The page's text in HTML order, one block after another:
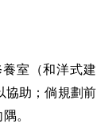
室（和洋式建
協助；倘規劃前
。